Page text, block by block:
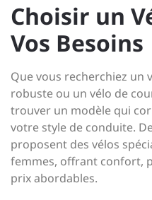
Choisir un
Vos Besoins
Que vous recherchiez un
robuste ou un vélo de
trouver un modèle qui
votre style de conduite.
proposent des vélos
femmes, offrant confort,
prix abordables.